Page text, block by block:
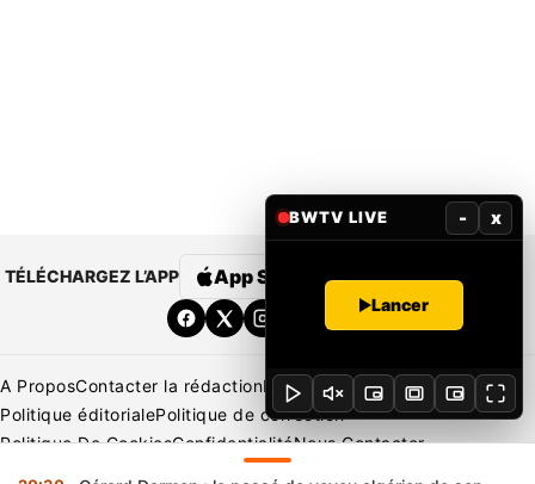
TÉLÉCHARGEZ L’APP App Store Google Play
A ProposContacter la rédactionRédaction Mentions légales
Politique éditorialePolitique de correction
Politique De CookiesConfidentialitéNous Contacter
BWTV LIVE - x
Lancer